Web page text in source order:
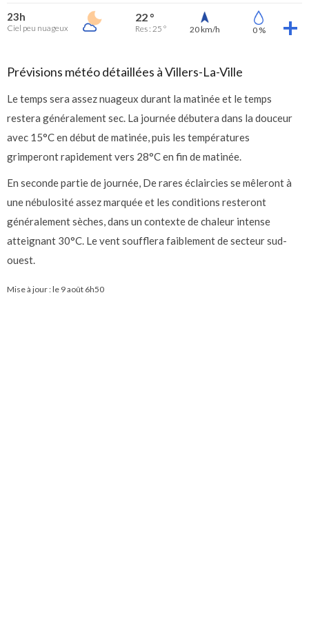
23h
Ciel peu nuageux
22 °
Res : 25 ° 20 km/h 0 %
Prévisions météo détaillées à Villers-La-Ville
Le temps sera assez nuageux durant la matinée et le temps
restera généralement sec. La journée débutera dans la douceur
avec 15°C en début de matinée, puis les températures
grimperont rapidement vers 28°C en fin de matinée.
En seconde partie de journée, De rares éclaircies se mêleront à
une nébulosité assez marquée et les conditions resteront
généralement sèches, dans un contexte de chaleur intense
atteignant 30°C. Le vent soufflera faiblement de secteur sud-
ouest.
Mise à jour : le 9 août 6h50